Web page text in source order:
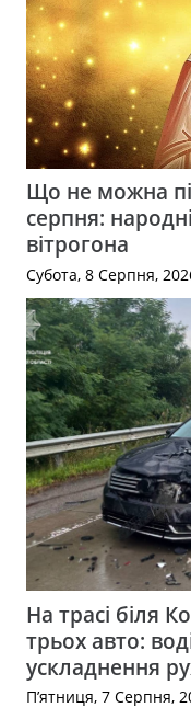
Що не можна
серпня:
вітрогона
Субота, 8 Серпня,
На трасі біля
трьох авто:
ускладнення
П’ятниця, 7 Серпня,